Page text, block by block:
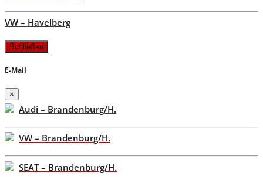
VW – Havelberg
Schließen
E-Mail
×
Audi – Brandenburg/H.
VW – Brandenburg/H.
SEAT – Brandenburg/H.